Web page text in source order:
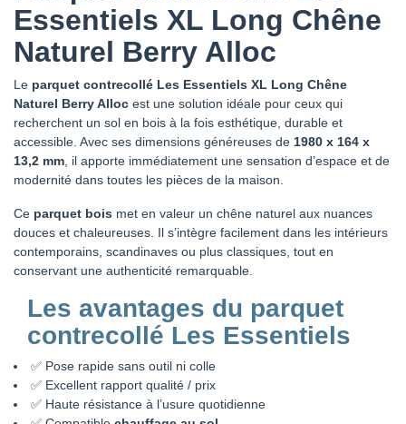
Essentiels XL Long Chêne
Naturel Berry Alloc
Le parquet contrecollé Les Essentiels XL Long Chêne
Naturel Berry Alloc est une solution idéale pour ceux qui
recherchent un sol en bois à la fois esthétique, durable et
accessible. Avec ses dimensions généreuses de 1980 x 164 x
13,2 mm , il apporte immédiatement une sensation d’espace et de
modernité dans toutes les pièces de la maison.
Ce parquet bois met en valeur un chêne naturel aux nuances
douces et chaleureuses. Il s’intègre facilement dans les intérieurs
contemporains, scandinaves ou plus classiques, tout en
conservant une authenticité remarquable.
Les avantages du parquet
contrecollé Les Essentiels
✅ Pose rapide sans outil ni colle
✅ Excellent rapport qualité / prix
✅ Haute résistance à l’usure quotidienne